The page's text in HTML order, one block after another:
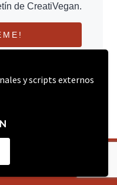
y scripts externos
de CreatiVegan.